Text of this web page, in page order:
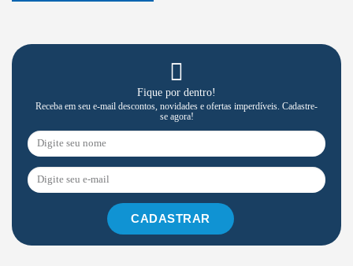
Fique por dentro!
Receba em seu e-mail descontos, novidades e ofertas imperdíveis. Cadastre-
se agora!
CADASTRAR